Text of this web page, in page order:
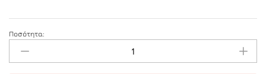
Αλκοτέστ
Μιας
Ποσότητα: